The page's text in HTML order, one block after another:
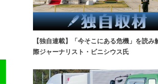
【独自連載】「今そこにある危機」を読
際ジャーナリスト・ビニシウス氏